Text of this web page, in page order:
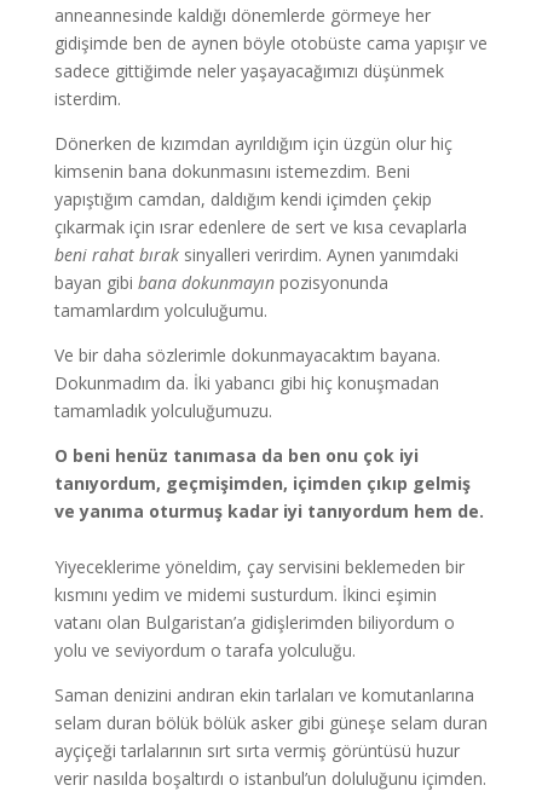
anneannesinde kaldığı dönemlerde görmeye her
gidişimde ben de aynen böyle otobüste cama yapışır ve
sadece gittiğimde neler yaşayacağımızı düşünmek
isterdim.
Dönerken de kızımdan ayrıldığım için üzgün olur hiç
kimsenin bana dokunmasını istemezdim. Beni
yapıştığım camdan, daldığım kendi içimden çekip
çıkarmak için ısrar edenlere de sert ve kısa cevaplarla
beni rahat bıraksinyalleri verirdim. Aynen yanımdaki
bayan gibi bana dokunmayın pozisyonunda
tamamlardım yolculuğumu.
Ve bir daha sözlerimle dokunmayacaktım bayana.
Dokunmadım da. İki yabancı gibi hiç konuşmadan
tamamladık yolculuğumuzu.
O beni henüz tanımasa da ben onu çok iyi
tanıyordum, geçmişimden, içimden çıkıp gelmiş
ve yanıma oturmuş kadar iyi tanıyordum hem de.
Yiyeceklerime yöneldim, çay servisini beklemeden bir
kısmını yedim ve midemi susturdum. İkinci eşimin
vatanı olan Bulgaristan’a gidişlerimden biliyordum o
yolu ve seviyordum o tarafa yolculuğu.
Saman denizini andıran ekin tarlaları ve komutanlarına
selam duran bölük bölük asker gibi güneşe selam duran
ayçiçeği tarlalarının sırt sırta vermiş görüntüsü huzur
verir nasılda boşaltırdı o istanbul’un doluluğunu içimden.